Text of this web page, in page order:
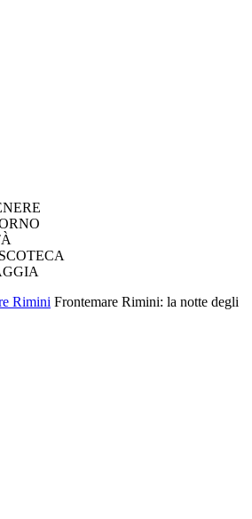
Rimini Frontemare Rimini: la notte degli